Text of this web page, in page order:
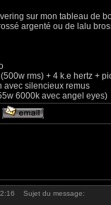
sur mon tableau de
argenté ou de lalu
rms) + 4 k.e hertz +
avec silencieux remus
6000k avec angel eyes)
Sujet du message: